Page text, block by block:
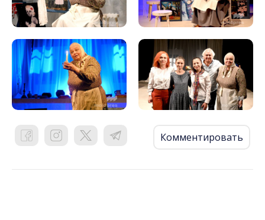
Комментировать